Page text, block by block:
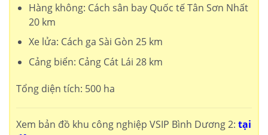
Hàng không: Cách sân bay Quốc tế Tân Sơn Nhất
20 km
Xe lửa: Cách ga Sài Gòn 25 km
Cảng biển: Cảng Cát Lái 28 km
Tổng diện tích: 500 ha
Xem bản đồ khu công nghiệp VSIP Bình Dương 2: tại